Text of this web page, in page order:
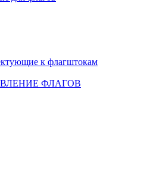
к флагштокам
ФЛАГОВ